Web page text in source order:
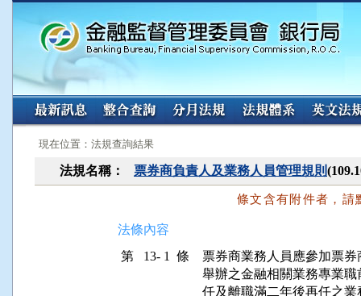
:::
現在位置：法規查詢結果
法規名稱： 票券商負責人及業務人員管理規則
條文含有附件者，請
法條內容
第 13- 1 條
票券商業務人員應參加票
舉辦之金融相關業務專業
任及離職滿二年後再任之